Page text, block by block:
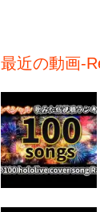
最近の動画-